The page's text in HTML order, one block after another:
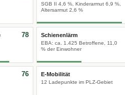
SGB II 4,6 %, Kinderarmut 6,9 %,
Altersarmut 2,6 %
78 Schienenlärm
EBA: ca. 1.425 Betroffene, 11,0
% der Einwohner
76 E-Mobilität
12 Ladepunkte im PLZ-Gebiet